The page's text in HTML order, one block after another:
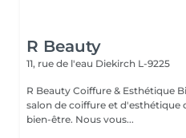
R Beauty
11, rue de l'eau Diekirch L-9225
R Beauty Coiffure & Esthétique Bienvenue chez R Beauty, votre
salon de coiffure et d'esthétique
bien-être. Nous vous...